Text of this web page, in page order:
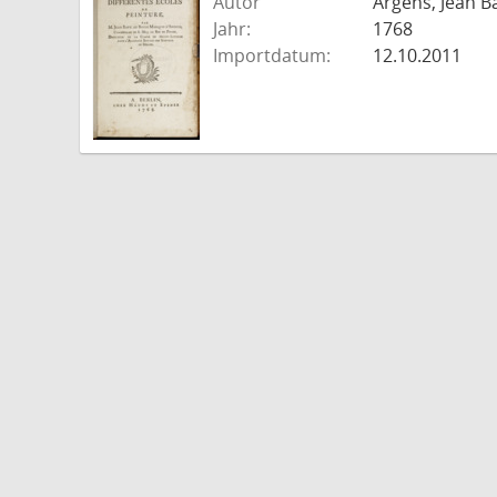
Jahr:
1768
Importdatum:
12.10.2011